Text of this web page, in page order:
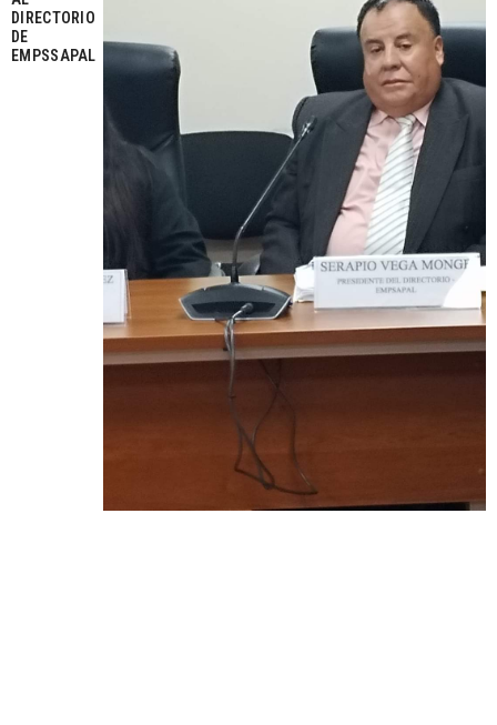
DIRECTORIO
DE
EMPSSAPAL